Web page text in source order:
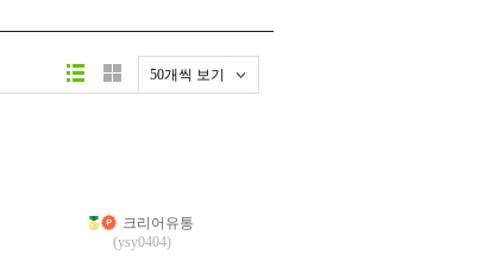
50개씩 보기
크리어유통
(ysy0404)